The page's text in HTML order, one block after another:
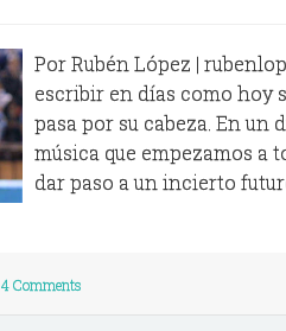
Por Rubén López |
escribir en días como hoy
pasa por su cabeza. En un
música que empezamos a
dar paso a un incierto
4 Comments